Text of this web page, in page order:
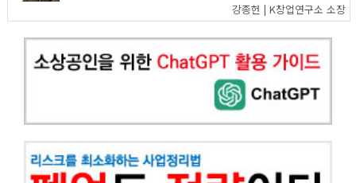
강종헌 | K창업연구소 소장